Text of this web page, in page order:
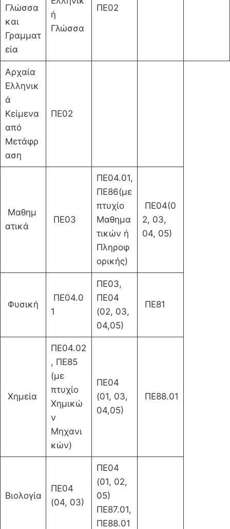
Γλώσσα
και
Γραμματ
εία
ή
Γλώσσα
ΠΕ02
Αρχαία
Ελληνικ
ά
Κείμενα
από
Μετάφρ
αση
ΠΕ02
Μαθημ
ατικά
ΠΕ03
ΠΕ04.01,
ΠΕ86(με
πτυχίο
Μαθημα
τικών ή
Πληροφ
ορικής)
ΠΕ04(0
2, 03,
04, 05)
Φυσική
ΠΕ04.0
1
ΠΕ03,
ΠΕ04
(02, 03,
04,05)
ΠΕ81
Χημεία
ΠΕ04.02
, ΠΕ85
(με
πτυχίο
Χημικώ
ν
Μηχανι
κών)
ΠΕ04
(01, 03,
04,05)
ΠΕ88.01
Βιολογία
ΠΕ04
(04, 03)
ΠΕ04
(01, 02,
05)
ΠΕ87.01,
ΠΕ88.01